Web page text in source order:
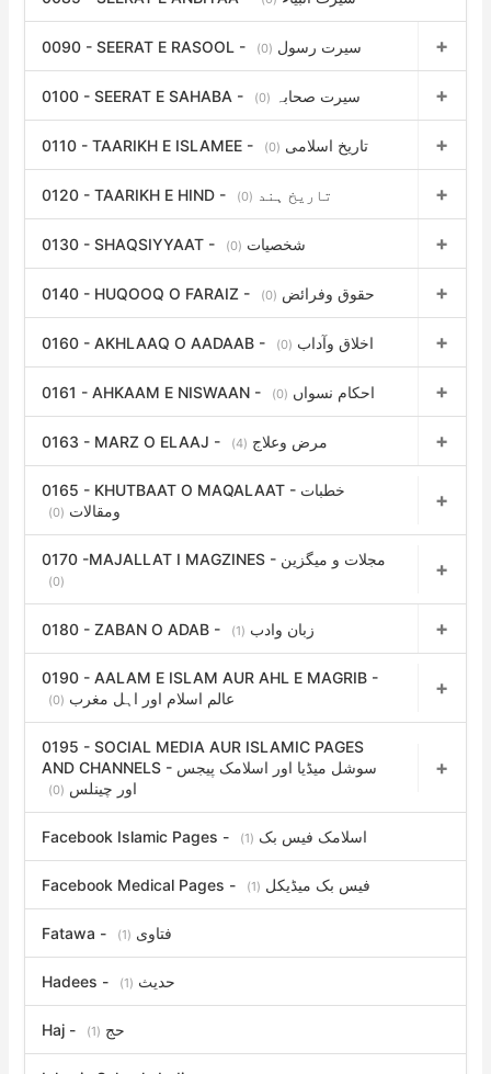
0090 - SEERAT E RASOOL - سیرت رسول (0)
0100 - SEERAT E SAHABA - سیرت صحابہ (0)
0110 - TAARIKH E ISLAMEE - تاریخ اسلامی (0)
0120 - TAARIKH E HIND - تاریخ ہند (0)
0130 - SHAQSIYYAAT - شخصیات (0)
0140 - HUQOOQ O FARAIZ - حقوق وفرائض (0)
0160 - AKHLAAQ O AADAAB - اخلاق وآداب (0)
0161 - AHKAAM E NISWAAN - احکام نسواں (0)
0163 - MARZ O ELAAJ - مرض وعلاج (4)
0165 - KHUTBAAT O MAQALAAT - خطبات
ومقالات (0)
0170 -MAJALLAT I MAGZINES - مجلات و میگزین
(0)
0180 - ZABAN O ADAB - زبان وادب (1)
0190 - AALAM E ISLAM AUR AHL E MAGRIB -
عالم اسلام اور اہل مغرب (0)
0195 - SOCIAL MEDIA AUR ISLAMIC PAGES
AND CHANNELS - سوشل میڈیا اور اسلامک پیجس
اور چینلس (0)
Facebook Islamic Pages - اسلامک فیس بک (1)
Facebook Medical Pages - فیس بک میڈیکل (1)
Fatawa - فتاوی (1)
Hadees - حدیث (1)
Haj - حج (1)